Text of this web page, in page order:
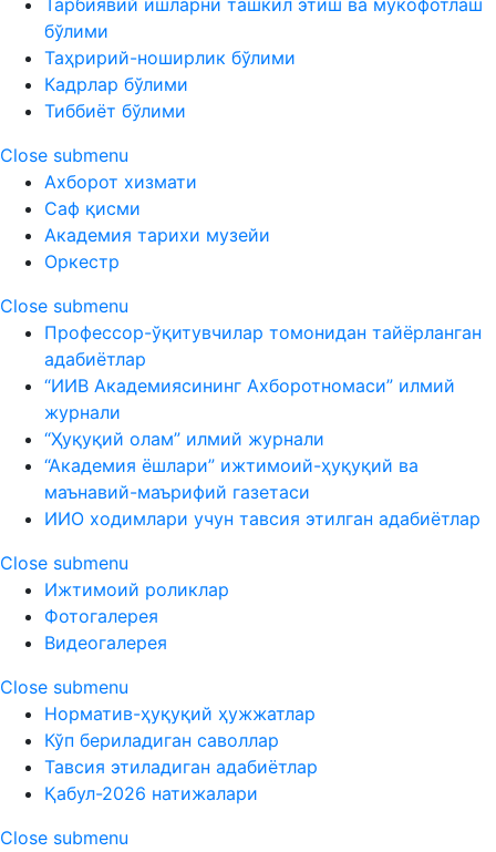
Тарбиявий ишларни ташкил этиш ва мукофотлаш
бўлими
Таҳририй-ноширлик бўлими
Кадрлар бўлими
Тиббиёт бўлими
Close submenu
Ахборот хизмати
Саф қисми
Академия тарихи музейи
Оркестр
Close submenu
Профессор-ўқитувчилар томонидан тайёрланган
адабиётлар
“ИИВ Академиясининг Ахборотномаси” илмий
журнали
“Ҳуқуқий олам” илмий журнали
“Академия ёшлари” ижтимоий-ҳуқуқий ва
маънавий-маърифий газетаси
ИИО ходимлари учун тавсия этилган адабиётлар
Close submenu
Ижтимоий роликлар
Фотогалерея
Видеогалерея
Close submenu
Норматив-ҳуқуқий ҳужжатлар
Кўп бериладиган саволлар
Тавсия этиладиган адабиётлар
Қабул-2026 натижалари
Close submenu